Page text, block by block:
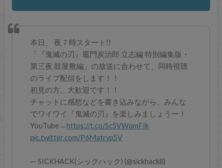
本日、 夜７時スタート!!
「『鬼滅の刃』竈門炭治郎 立志編 特別編集版・
第三夜 鼓屋敷編」の放送に合わせて、同時視聴
のライブ配信をします！！
初見の方、大歓迎です！！
チャットに感想などを書き込みながら、みんな
でワイワイ『鬼滅の刃』を楽しみましょうー！
YouTube→https://t.co/Sc5VWqmFIk
pic.twitter.com/P6Matrvp5V
— SICKHACK(シックハック) (@sickhack8)